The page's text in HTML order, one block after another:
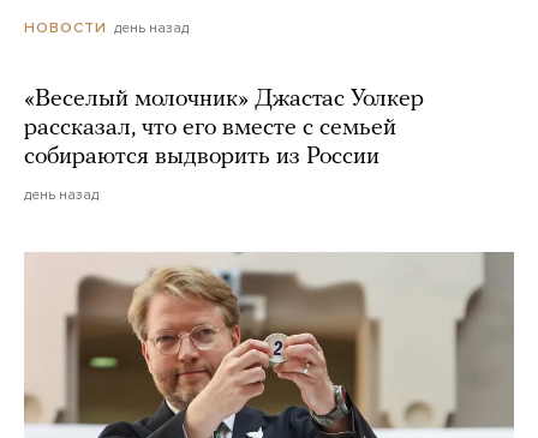
НОВОСТИ день назад
«Веселый молочник» Джастас Уолкер
рассказал, что его вместе с семьей
собираются выдворить из России
день назад